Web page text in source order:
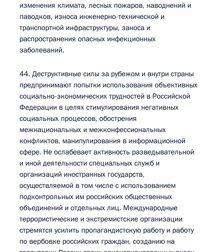
изменения климата, лесных пожаров, наводнений и
паводков, износа инженерно-технической и
транспортной инфраструктуры, заноса и
распространения опасных инфекционных
заболеваний.
44. Деструктивные силы за рубежом и внутри страны
предпринимают попытки использования объективных
социально-экономических трудностей в Российской
Федерации в целях стимулирования негативных
социальных процессов, обострения
межнациональных и межконфессиональных
конфликтов, манипулирования в информационной
сфере. Не ослабевает активность разведывательной
и иной деятельности специальных служб и
организаций иностранных государств,
осуществляемой в том числе с использованием
подконтрольных им российских общественных
объединений и отдельных лиц. Международные
террористические и экстремистские организации
стремятся усилить пропагандистскую работу и работу
по вербовке российских граждан, созданию на